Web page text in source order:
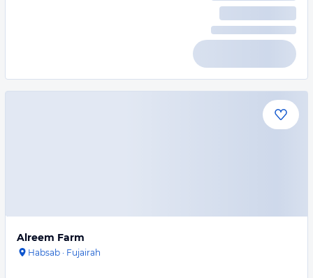
Alreem Farm
Habsab · Fujairah